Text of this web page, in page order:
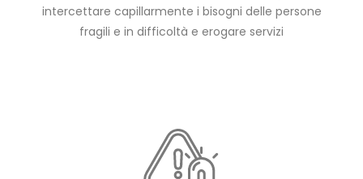
intercettare capillarmente i bisogni delle persone
fragili e in difficoltà e erogare servizi